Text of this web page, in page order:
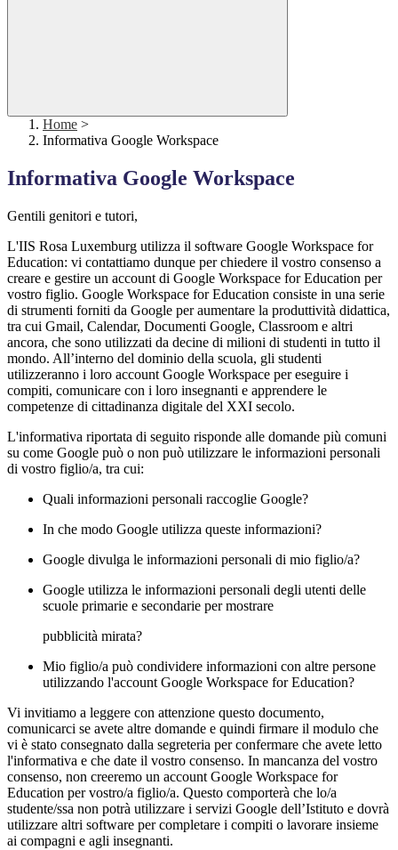
Home >
Informativa Google Workspace
Informativa Google Workspace
Gentili genitori e tutori,
L'IIS Rosa Luxemburg utilizza il software Google Workspace for
Education: vi contattiamo dunque per chiedere il vostro consenso a
creare e gestire un account di Google Workspace for Education per
vostro figlio. Google Workspace for Education consiste in una serie
di strumenti forniti da Google per aumentare la produttività didattica,
tra cui Gmail, Calendar, Documenti Google, Classroom e altri
ancora, che sono utilizzati da decine di milioni di studenti in tutto il
mondo. All’interno del dominio della scuola, gli studenti
utilizzeranno i loro account Google Workspace per eseguire i
compiti, comunicare con i loro insegnanti e apprendere le
competenze di cittadinanza digitale del XXI secolo.
L'informativa riportata di seguito risponde alle domande più comuni
su come Google può o non può utilizzare le informazioni personali
di vostro figlio/a, tra cui:
Quali informazioni personali raccoglie Google?
In che modo Google utilizza queste informazioni?
Google divulga le informazioni personali di mio figlio/a?
Google utilizza le informazioni personali degli utenti delle
scuole primarie e secondarie per mostrare
pubblicità mirata?
Mio figlio/a può condividere informazioni con altre persone
utilizzando l'account Google Workspace for Education?
Vi invitiamo a leggere con attenzione questo documento,
comunicarci se avete altre domande e quindi firmare il modulo che
vi è stato consegnato dalla segreteria per confermare che avete letto
l'informativa e che date il vostro consenso. In mancanza del vostro
consenso, non creeremo un account Google Workspace for
Education per vostro/a figlio/a. Questo comporterà che lo/a
studente/ssa non potrà utilizzare i servizi Google dell’Istituto e dovrà
utilizzare altri software per completare i compiti o lavorare insieme
ai compagni e agli insegnanti.